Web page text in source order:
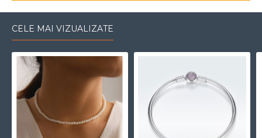
CELE MAI VIZUALIZATE